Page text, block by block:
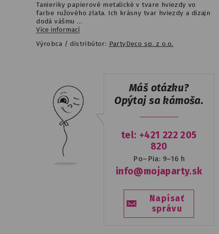
Tanieriky papierové metalické v tvare hviezdy vo
farbe ružového zlata. Ich krásny tvar hviezdy a dizajn
dodá vášmu …
Více informací
Výrobca / distribútor: PartyDeco sp. z o.o.
Máš otázku?
Opýtaj sa kámoša.
tel: +421 222 205
820
Po–Pia: 9–16 h
info@mojaparty.sk
Napísať
správu